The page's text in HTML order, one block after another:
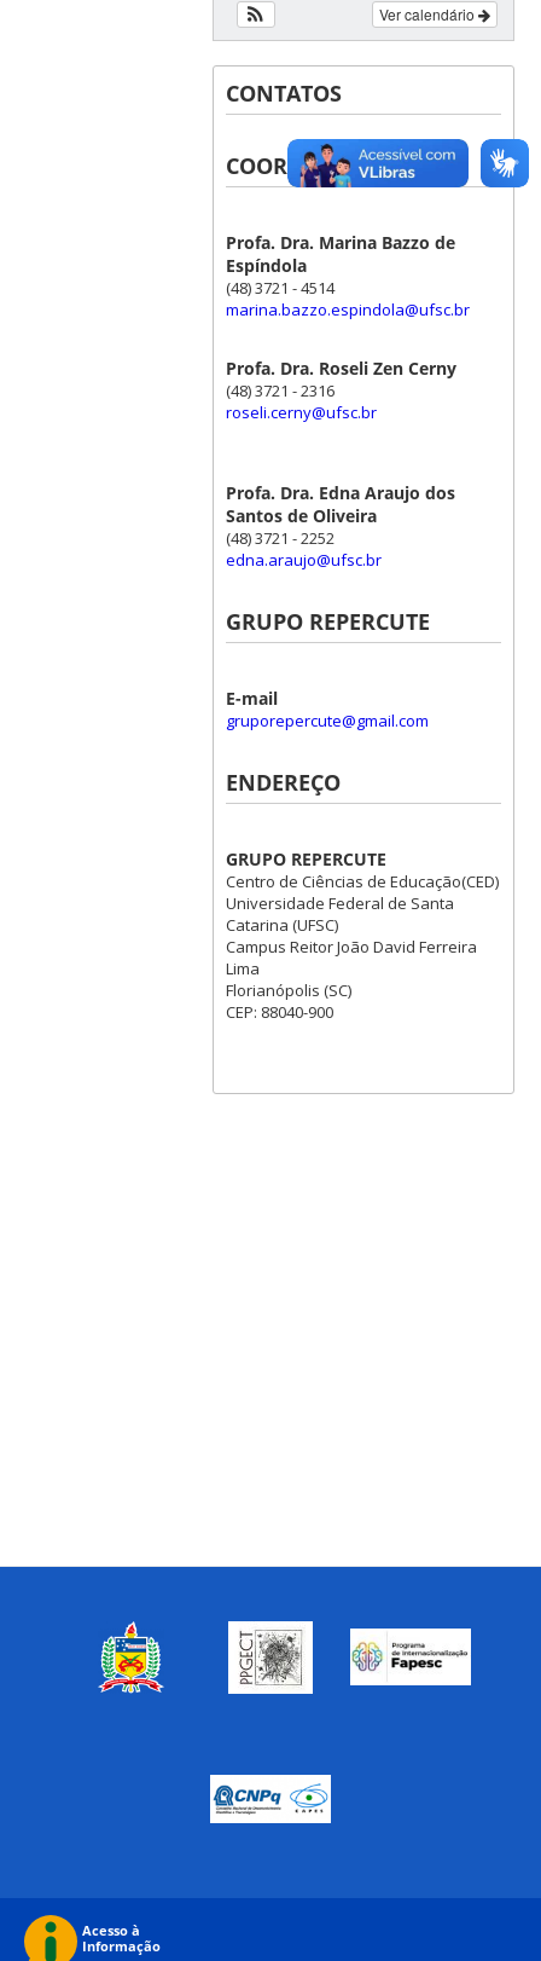
Ver calendário
CONTATOS
COORDENADORAS
Profa. Dra. Marina Bazzo de
Espíndola
(48) 3721 - 4514
marina.bazzo.espindola@ufsc.br
Profa. Dra. Roseli Zen Cerny
(48) 3721 - 2316
roseli.cerny@ufsc.br
Profa. Dra. Edna Araujo dos
Santos de Oliveira
(48) 3721 - 2252
edna.araujo@ufsc.br
GRUPO REPERCUTE
E-mail
gruporepercute@gmail.com
ENDEREÇO
GRUPO REPERCUTE
Centro de Ciências de Educação(CED)
Universidade Federal de Santa
Catarina (UFSC)
Campus Reitor João David Ferreira
Lima
Florianópolis (SC)
CEP: 88040-900